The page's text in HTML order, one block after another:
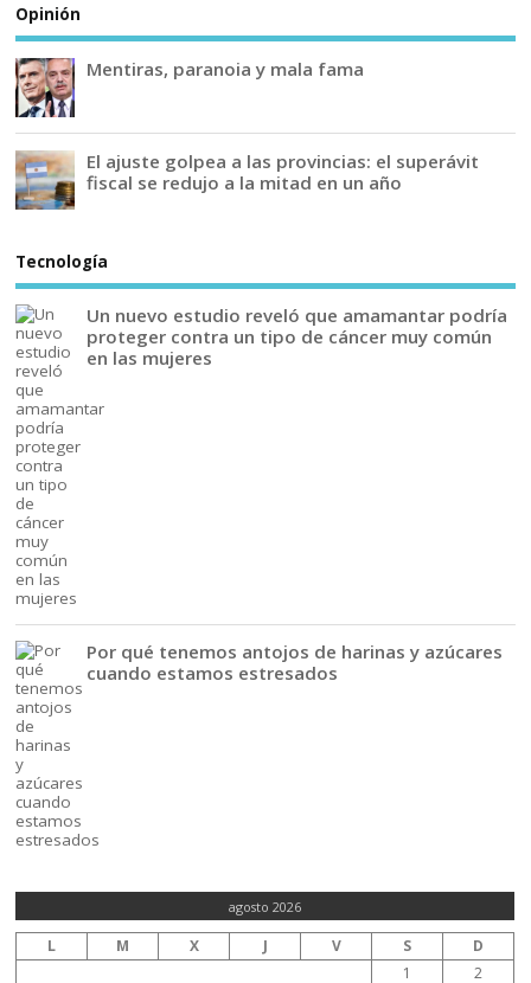
Opinión
Mentiras, paranoia y mala fama
El ajuste golpea a las provincias: el superávit
fiscal se redujo a la mitad en un año
Tecnología
Un nuevo estudio reveló que amamantar podría
proteger contra un tipo de cáncer muy común
en las mujeres
Por qué tenemos antojos de harinas y azúcares
cuando estamos estresados
agosto 2026
L M X J V S
D
1
2